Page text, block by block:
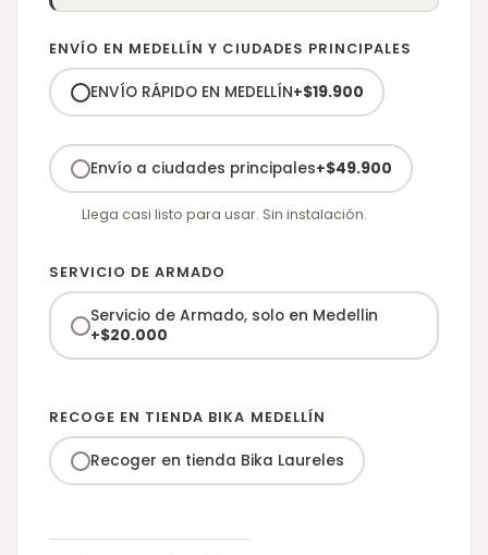
ENVÍO EN MEDELLÍN Y CIUDADES PRINCIPALES
ENVÍO RÁPIDO EN MEDELLÍN+$19.900
Envío a ciudades principales+$49.900
Llega casi listo para usar. Sin instalación.
SERVICIO DE ARMADO
Servicio de Armado, solo en Medellin
+$20.000
RECOGE EN TIENDA BIKA MEDELLÍN